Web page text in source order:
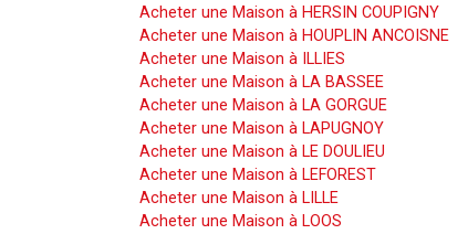
Acheter une Maison à HERSIN COUPIGNY
Acheter une Maison à HOUPLIN ANCOISNE
Acheter une Maison à ILLIES
Acheter une Maison à LA BASSEE
Acheter une Maison à LA GORGUE
Acheter une Maison à LAPUGNOY
Acheter une Maison à LE DOULIEU
Acheter une Maison à LEFOREST
Acheter une Maison à LILLE
Acheter une Maison à LOOS